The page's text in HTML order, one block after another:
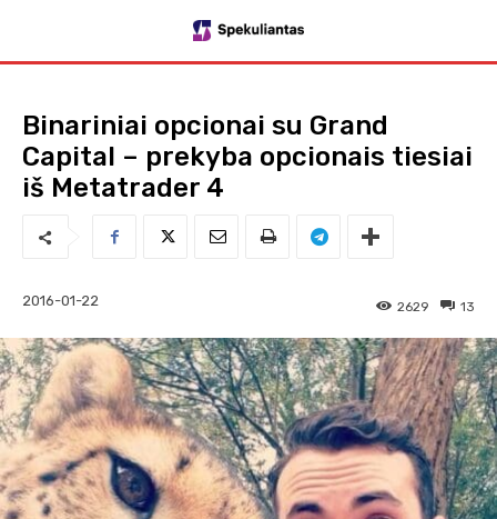
Binariniai opcionai su Grand
Capital – prekyba opcionais tiesiai
iš Metatrader 4
2016-01-22 13
2629